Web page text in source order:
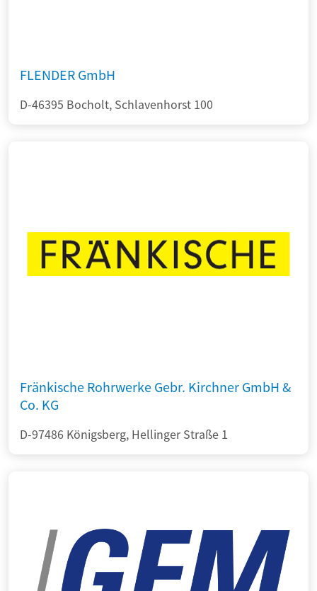
FLENDER GmbH
D-46395 Bocholt, Schlavenhorst 100
Fränkische Rohrwerke Gebr. Kirchner GmbH &
Co. KG
D-97486 Königsberg, Hellinger Straße 1